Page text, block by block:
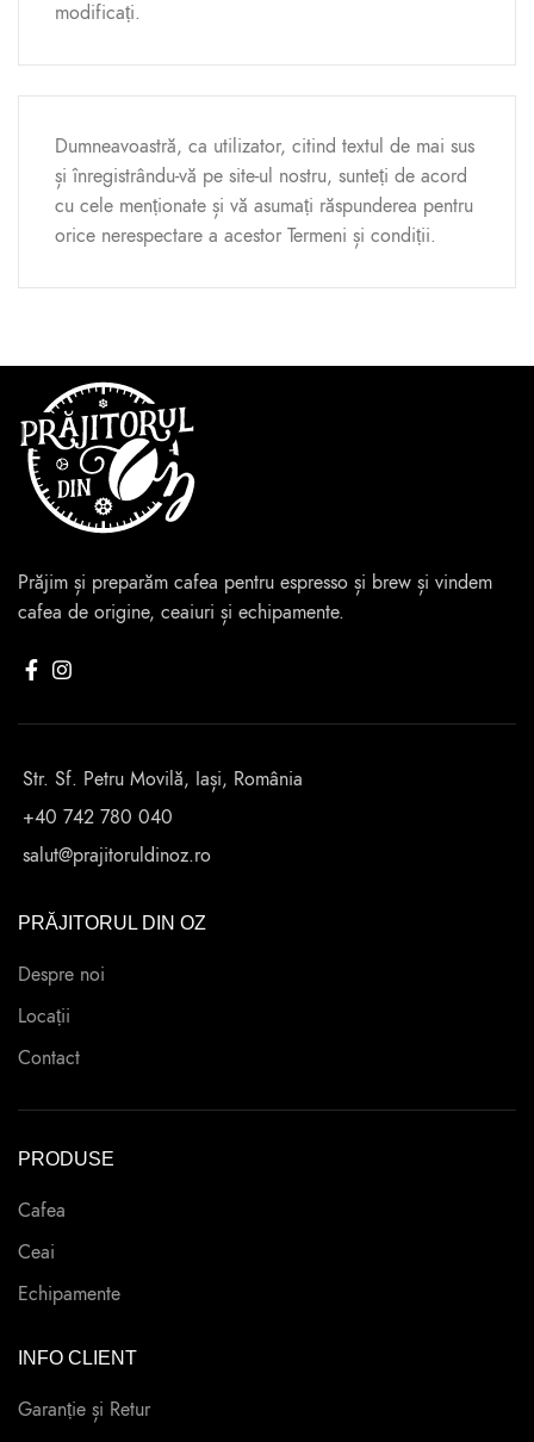
modificați.
Dumneavoastră, ca utilizator, citind textul de mai sus
și înregistrându-vă pe site-ul nostru, sunteți de acord
cu cele menționate și vă asumați răspunderea pentru
orice nerespectare a acestor Termeni și condiții.
Prăjim și preparăm cafea pentru espresso și brew și vindem
cafea de origine, ceaiuri și echipamente.
Str. Sf. Petru Movilă, Iași, România
+40 742 780 040
salut@prajitoruldinoz.ro
PRĂJITORUL DIN OZ
Despre noi
Locații
Contact
PRODUSE
Cafea
Ceai
Echipamente
INFO CLIENT
Garanție și Retur